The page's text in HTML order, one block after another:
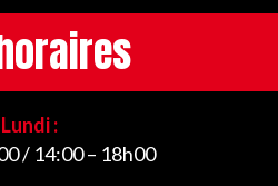
Lundi :
/ 14:00 – 18h00